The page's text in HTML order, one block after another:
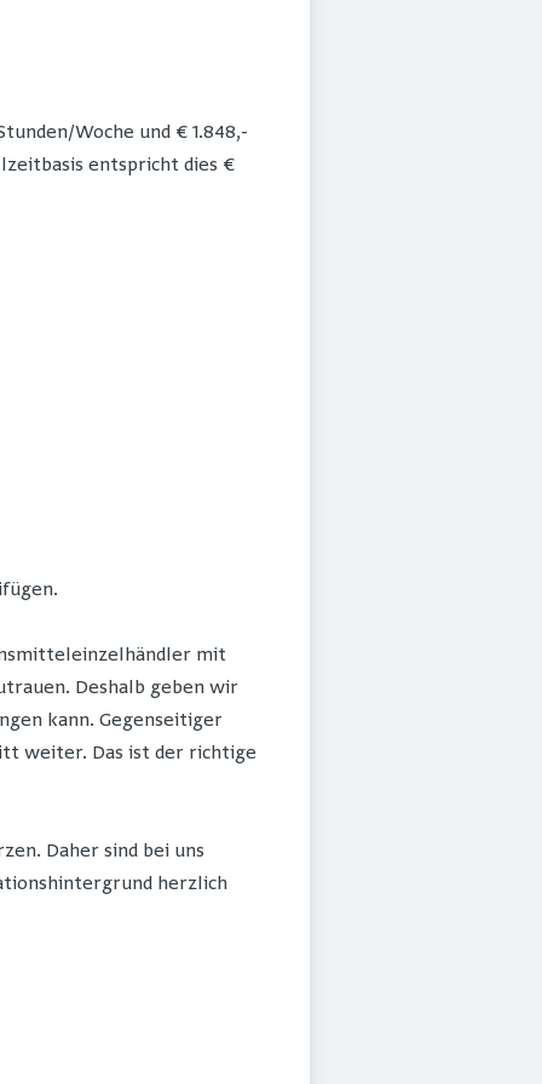
Woche und € 1.848,-
entspricht dies €
mit
Deshalb geben wir
kann. Gegenseitiger
weiter. Das ist der richtige
Daher sind bei uns
herzlich